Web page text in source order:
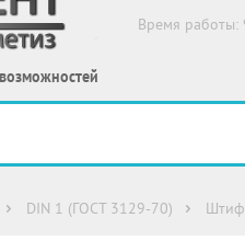
Время работы:
DIN 1 (ГОСТ 3129-70)